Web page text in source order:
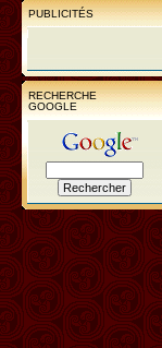
PUBLICITÉS
RECHERCHE
GOOGLE